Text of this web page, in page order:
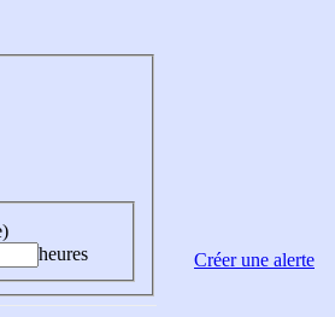
heures
Créer une alerte